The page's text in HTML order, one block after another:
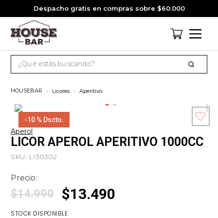
Despacho gratis en compras sobre $60.000
jack daniels
3.
Licores Aperitivo
-10 % Dscto.
Aperol
LICOR APEROL APERITIVO 1000CC
SKU: LI30302
Precio:
$14.990 $13.490
STOCK DISPONIBLE